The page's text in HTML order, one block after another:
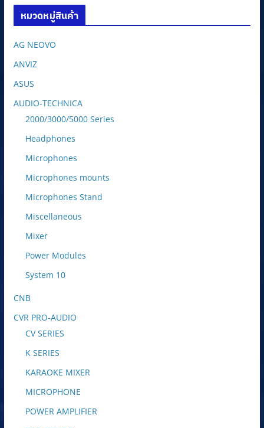
หมวดหมู่สินค้า
AG NEOVO
ANVIZ
ASUS
AUDIO-TECHNICA
2000/3000/5000 Series
Headphones
Microphones
Microphones mounts
Microphones Stand
Miscellaneous
Mixer
Power Modules
System 10
CNB
CVR PRO-AUDIO
CV SERIES
K SERIES
KARAOKE MIXER
MICROPHONE
POWER AMPLIFIER